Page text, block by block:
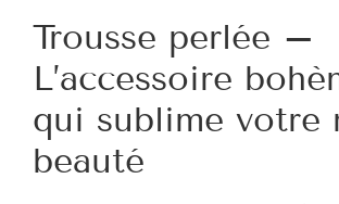
Trousse perlée –
L’accessoire
qui sublime votre
beauté